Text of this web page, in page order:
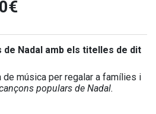
Nadal amb els titelles de dit
de música per regalar a famílies i
populars de Nadal.